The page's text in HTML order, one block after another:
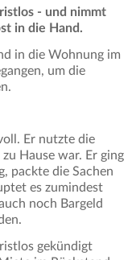
- und nimmt
in die Hand.
in die Wohnung im
um die
Er nutzte die
Hause war. Er ging
packte die Sachen
es zumindest
noch Bargeld
gekündigt